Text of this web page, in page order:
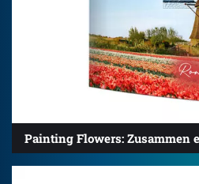
Painting Flowers: Zusammen